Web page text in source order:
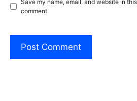
Save my name, email, and website in
comment.